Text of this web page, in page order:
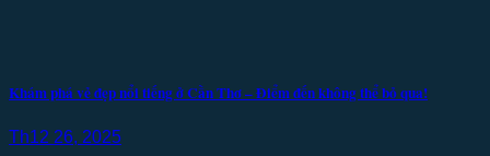
Khám phá vẻ đẹp nổi tiếng ở Cần Thơ – Điểm đến không thể bỏ qua!
Th12 26, 2025